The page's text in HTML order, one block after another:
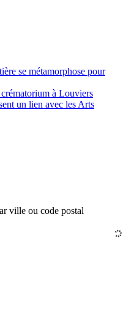
se métamorphose pour
à Louviers
un lien avec les Arts
ville ou code postal